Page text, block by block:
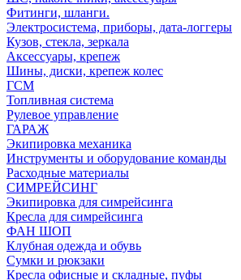
Фитинги, шланги.
Электросистема, приборы, дата-логгеры
Кузов, стекла, зеркала
Аксессуары, крепеж
Шины, диски, крепеж колес
ГСМ
Топливная система
Рулевое управление
ГАРАЖ
Экипировка механика
Инструменты и оборудование команды
Расходные материалы
СИМРЕЙСИНГ
Экипировка для симрейсинга
Кресла для симрейсинга
ФАН ШОП
Клубная одежда и обувь
Сумки и рюкзаки
Кресла офисные и складные, пуфы